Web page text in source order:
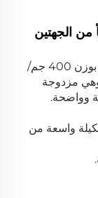
الجهتين
تصنع هذه المنشفة من قماش قطني خالص بوزن 400 جم/
وهي مزدوجة
وواضحة.
واسعة من